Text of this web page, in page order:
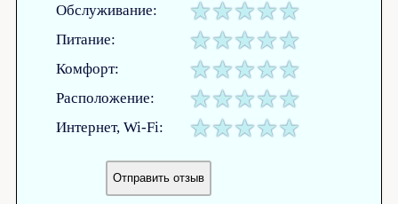
Обслуживание:
Питание:
Комфорт:
Расположение:
Интернет, Wi-Fi: